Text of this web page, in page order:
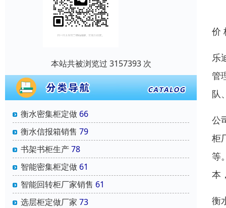
本站共被浏览过 3157393 次
衡水密集柜定做 66
衡水信报箱销售 79
书架书柜生产78
智能密集柜定做 61
智能回转柜厂家销售 61
选层柜定做厂家 73
价
乐
管
队
公
柜
等
本
衡